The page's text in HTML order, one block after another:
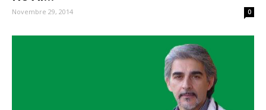
Novembre 29, 2014 0